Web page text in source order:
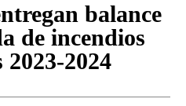
balance
de incendios
2023-2024